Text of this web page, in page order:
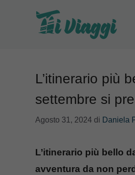
L’itinerario più
settembre si
Agosto 31, 2024 di Daniela
L’itinerario più bello
avventura da non